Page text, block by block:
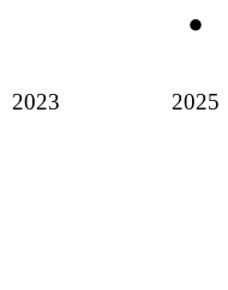
2023 2025